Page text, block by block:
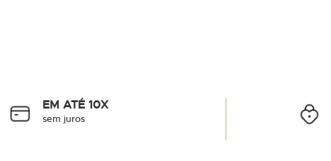
EM ATÉ 10X
sem juros